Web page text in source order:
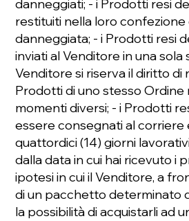
danneggiati; - i Prodotti resi
restituiti nella loro confezione
danneggiata; - i Prodotti resi
inviati al Venditore in una sola
Venditore si riserva il diritto
Prodotti di uno stesso Ordine
momenti diversi; - i Prodotti
essere consegnati al corriere
quattordici (14) giorni
dalla data in cui hai ricevuto i
ipotesi in cui il Venditore, a
di un pacchetto determinato
la possibilità di acquistarli ad